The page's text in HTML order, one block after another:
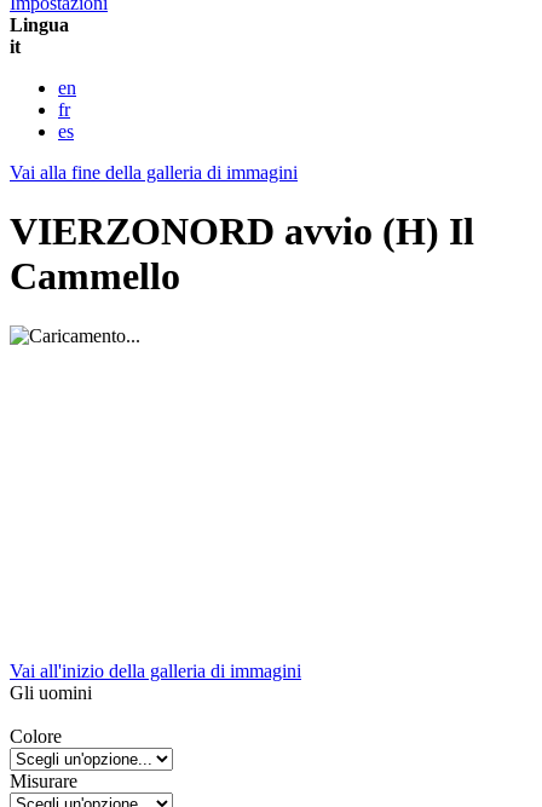
Lingua
it
en
fr
es
Vai alla fine della galleria di immagini
VIERZONORD avvio (H) Il
Cammello
Vai all'inizio della galleria di immagini
Gli uomini
Colore
Misurare